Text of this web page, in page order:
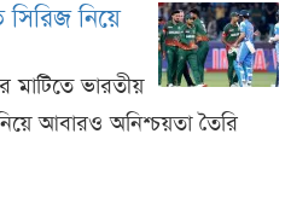
সিরিজ নিয়ে
মাটিতে ভারতীয়
আবারও অনিশ্চয়তা তৈরি